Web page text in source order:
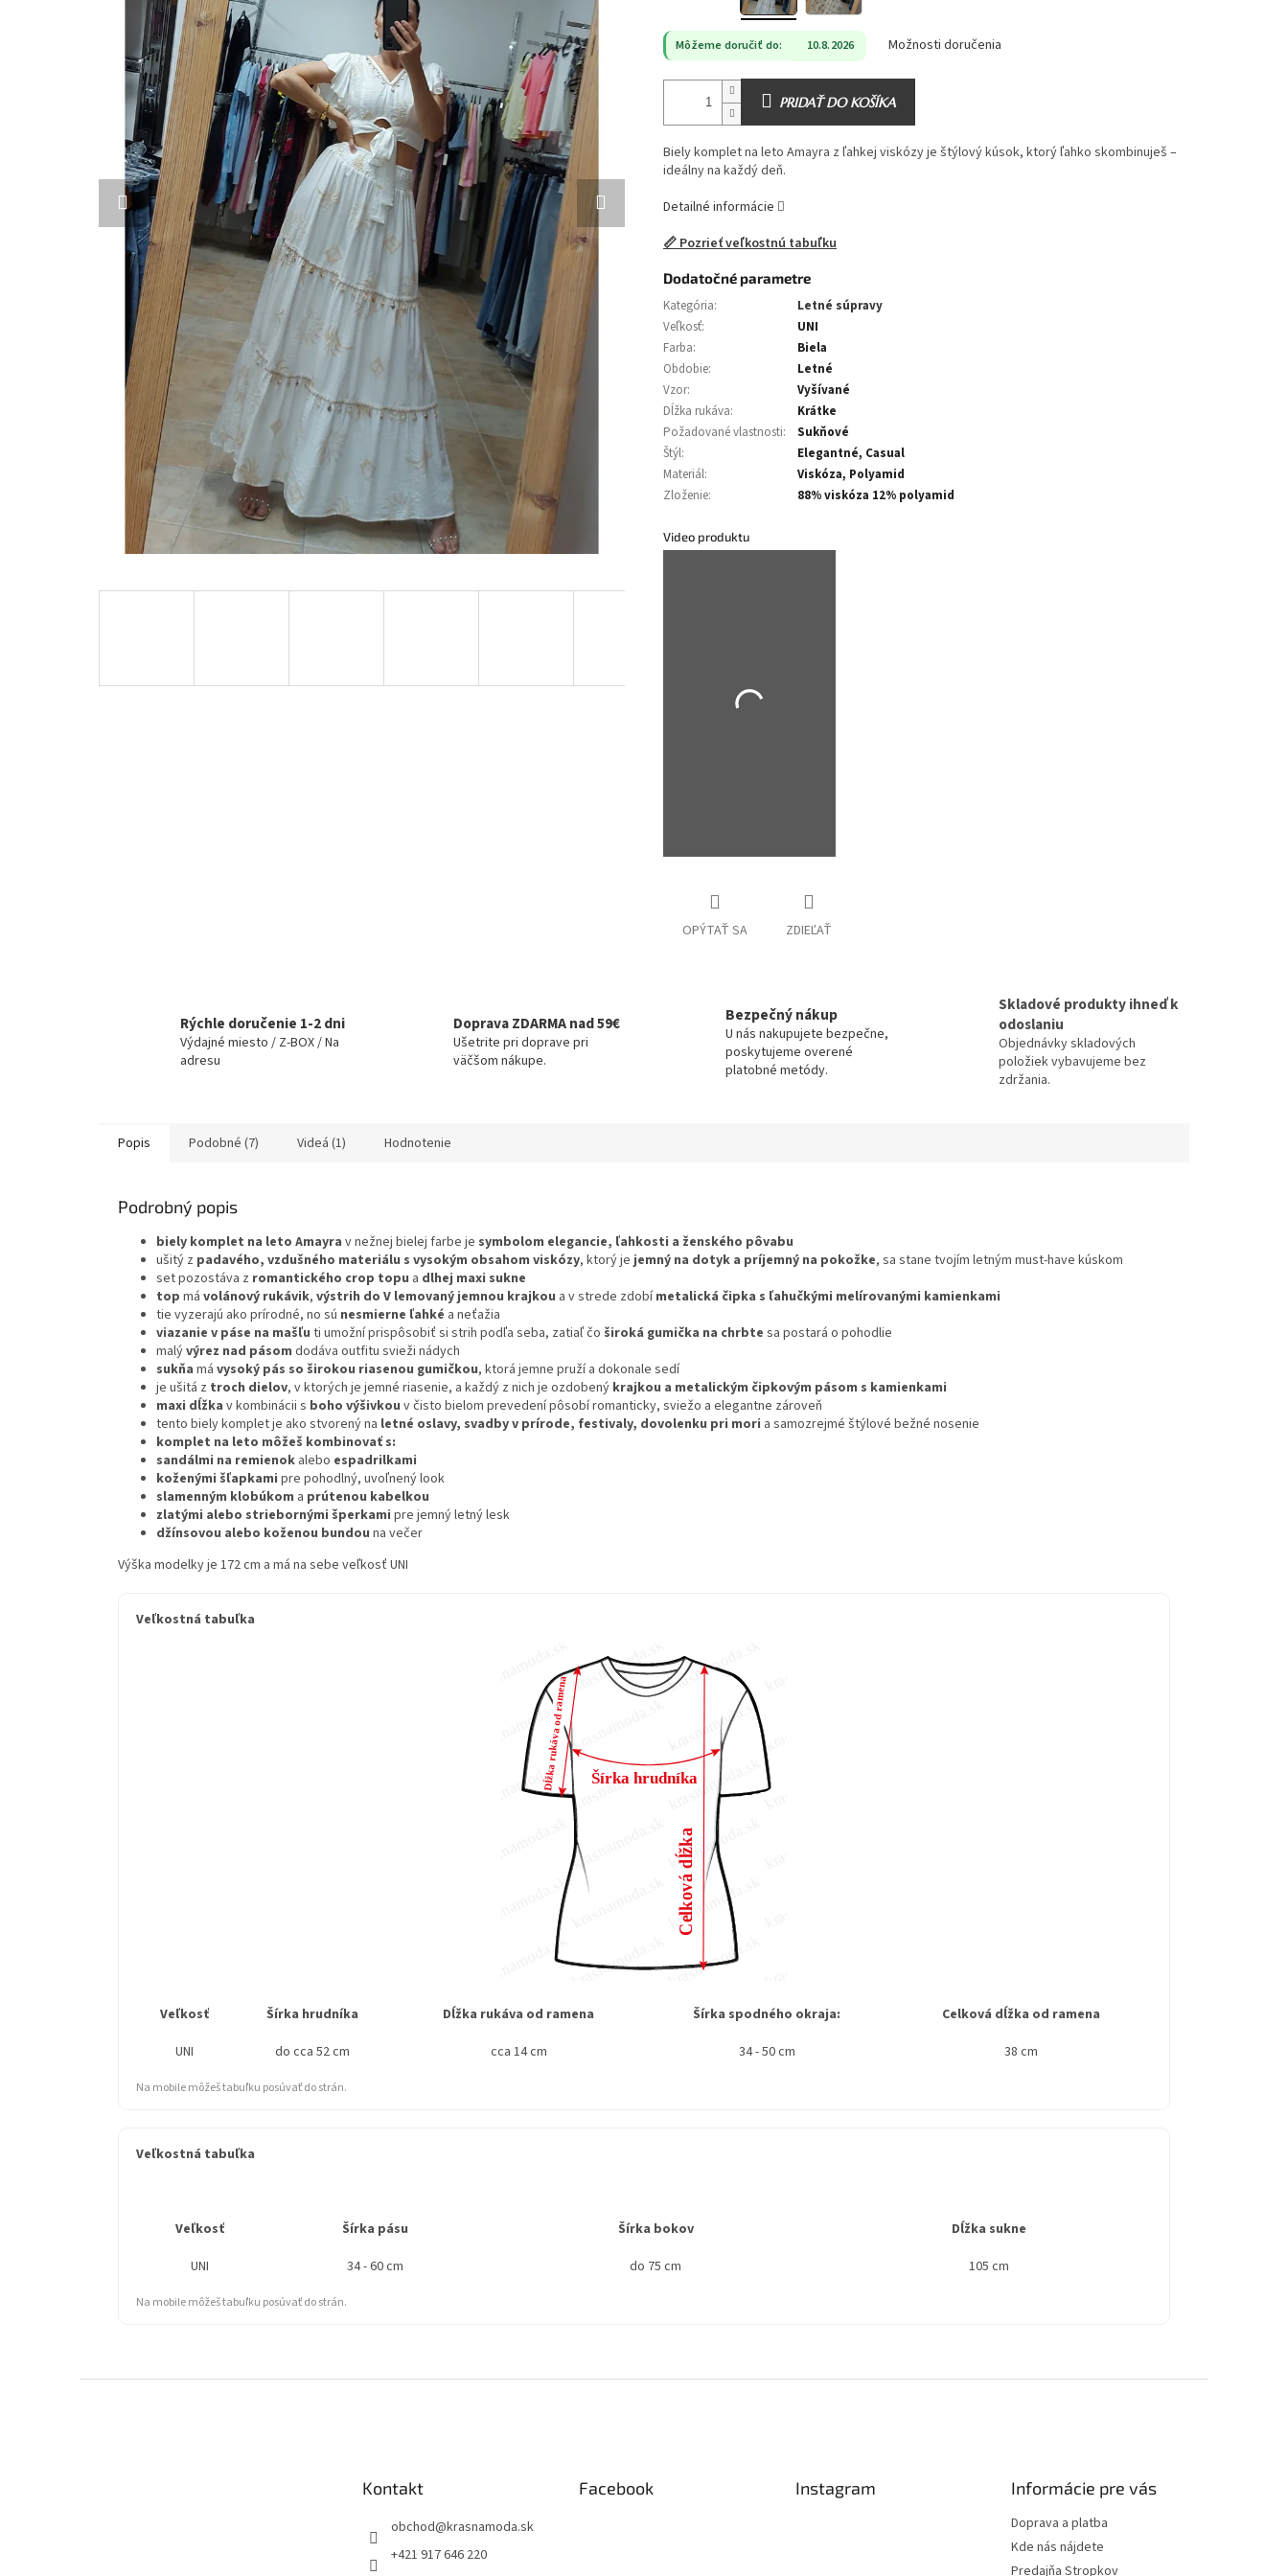
Môžeme doručiť do: 10.8.2026 Možnosti doručenia
PRIDAŤ DO KOŠÍKA
Biely komplet na leto Amayra z ľahkej viskózy je štýlový kúsok, ktorý ľahko skombinuješ –
ideálny na každý deň.
Detailné informácie
📏 Pozrieť veľkostnú tabuľku
Dodatočné parametre
Kategória:
Letné súpravy
Veľkosť:
UNI
Farba:
Biela
Obdobie:
Letné
Vzor:
Vyšívané
Dĺžka rukáva:
Krátke
Požadované vlastnosti:
Sukňové
Štýl:
Elegantné, Casual
Materiál:
Viskóza, Polyamid
Zloženie: 88% viskóza 12% polyamid
Video produktu
OPÝTAŤ SA ZDIEĽAŤ
Rýchle doručenie 1-2 dni
Výdajné miesto / Z-BOX / Na
adresu
Doprava ZDARMA nad 59€
Ušetrite pri doprave pri
väčšom nákupe.
Bezpečný nákup
U nás nakupujete bezpečne,
poskytujeme overené
platobné metódy.
Skladové produkty ihneď k
odoslaniu
Objednávky skladových
položiek vybavujeme bez
zdržania.
Popis Podobné (7) Videá (1) Hodnotenie
Podrobný popis
biely komplet na leto Amayra v nežnej bielej farbe je symbolom elegancie, ľahkosti a ženského pôvabu
ušitý z padavého, vzdušného materiálu s vysokým obsahom viskózy, ktorý jejemný na dotyk a príjemný na pokožke, sa stane tvojím letným must-have kúskom
set pozostáva z romantického crop topu a dlhej maxi sukne
top má volánový rukávik, výstrih do V lemovaný jemnou krajkou a v strede zdobímetalická čipka s ľahučkými melírovanými kamienkami
tie vyzerajú ako prírodné, no sú nesmierne ľahké a neťažia
viazanie v páse na mašľu ti umožní prispôsobiť si strih podľa seba, zatiaľ čo široká gumička na chrbte sa postará o pohodlie
malývýrez nad pásom dodáva outfitu svieži nádych
sukňa má vysoký pás so širokou riasenou gumičkou, ktorá jemne pruží a dokonale sedí
je ušitá z troch dielov, v ktorých je jemné riasenie, a každý z nich je ozdobený krajkou a metalickým čipkovým pásom s kamienkami
maxi dĺžka v kombinácii s boho výšivkou v čisto bielom prevedení pôsobí romanticky, sviežo a elegantne zároveň
tento biely komplet je ako stvorený na letné oslavy, svadby v prírode, festivaly, dovolenku pri mori a samozrejmé štýlové bežné nosenie
komplet na leto môžeš kombinovať s:
sandálmi na remienok alebo espadrilkami
koženými šľapkami pre pohodlný, uvoľnený look
slamenným klobúkom a prútenou kabelkou
zlatými alebo striebornými šperkami pre jemný letný lesk
džínsovou alebo koženou bundou na večer
Výška modelky je 172 cm a má na sebe veľkosť UNI
Veľkostná tabuľka
Veľkosť Šírka hrudníka Dĺžka rukáva od ramena Šírka spodného okraja:
Celková dĺžka od ramena
UNI
do cca 52 cm cca 14 cm 34 - 50 cm 38 cm
Na mobile môžeš tabuľku posúvať do strán.
Veľkostná tabuľka
Veľkosť Šírka pásu Šírka bokov
Dĺžka sukne
UNI
34 - 60 cm do 75 cm 105 cm
Na mobile môžeš tabuľku posúvať do strán.
Kontakt
obchod@krasnamoda.sk
+421 917 646 220
Facebook Instagram Informácie pre vás
Doprava a platba
Kde nás nájdete
Predajňa Stropkov